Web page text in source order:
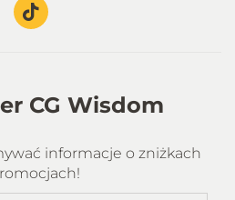
CG Wisdom
o zniżkach